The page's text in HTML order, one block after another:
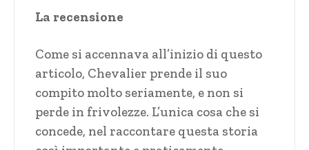
La recensione
Come si accennava all’inizio di questo
articolo, Chevalier prende il suo
compito molto seriamente, e non si
perde in frivolezze. L’unica cosa che si
concede, nel raccontare questa storia